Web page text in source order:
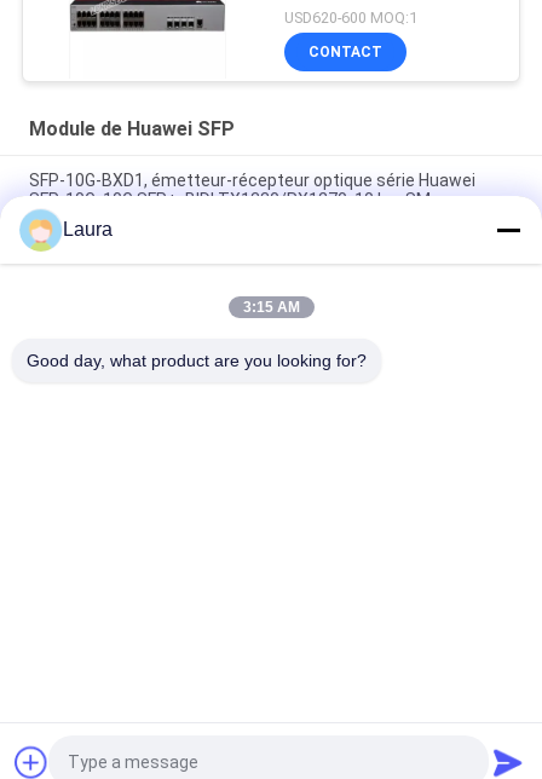
contrôleur de 128AP
AC6508
USD620-600 MOQ:1
CONTACT
Module de Huawei SFP
SFP-10G-BXD1, émetteur-récepteur optique série Huawei
SFP-10G, 10G SFP+, BIDI TX1330/RX1270, 10 km SM
SFP-10G-BXU1, émetteur-récepteur optique Huawei SFP+,
10G, BIDI, 10 km
OSX010000, émetteur-récepteur optique Huawei SFP+, 10G
Demandez un devis
Laura
3:15 AM
Good day, what product are you looking for?